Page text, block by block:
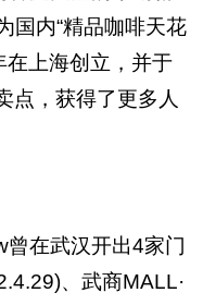
国内“精品咖啡天花
在上海创立，并于
点，获得了更多人
曾在武汉开出4家门
、武商MALL·